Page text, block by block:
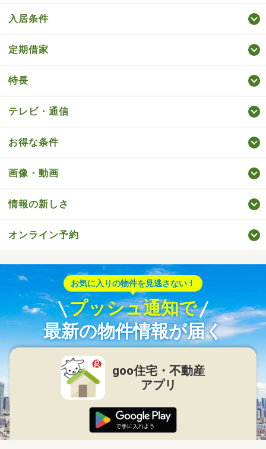
入居条件
定期借家
特長
テレビ・通信
お得な条件
画像・動画
情報の新しさ
オンライン予約
お気に入りの物件を見逃さない！
プッシュ通知で
最新の物件情報が届く
goo住宅・不動産
アプリ